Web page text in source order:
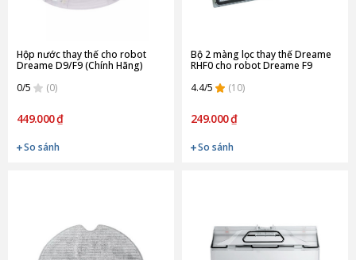
Hộp nước thay thế cho robot
Dreame D9/F9 (Chính Hãng)
0/5
(0)
449.000 ₫
So sánh
Bộ 2 màng lọc thay thế Dreame
RHF0 cho robot Dreame F9
4.4/5
(10)
249.000 ₫
So sánh